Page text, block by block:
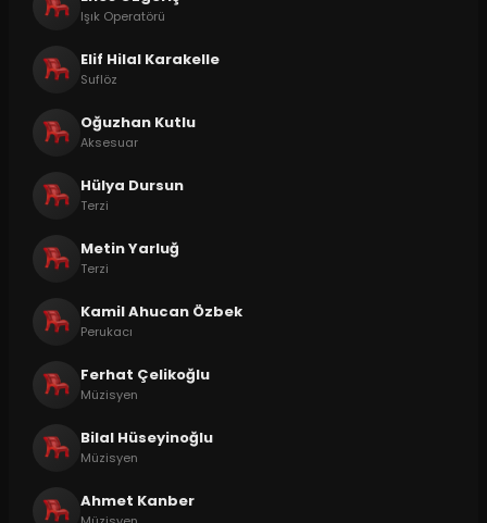
Işık Operatörü
Elif Hilal Karakelle
Suflöz
Oğuzhan Kutlu
Aksesuar
Hülya Dursun
Terzi
Metin Yarluğ
Terzi
Kamil Ahucan Özbek
Perukacı
Ferhat Çelikoğlu
Müzisyen
Bilal Hüseyinoğlu
Müzisyen
Ahmet Kanber